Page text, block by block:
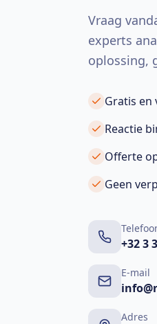
Vraag
experts
oplossing,
Gratis en
Reactie
Offerte
Geen
+32 3
E-mail
Adres